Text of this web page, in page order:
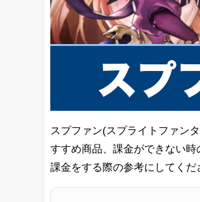
スプファン(スプライトファン
すすめ商品、課金ができない時
課金をする際の参考にしてくだ